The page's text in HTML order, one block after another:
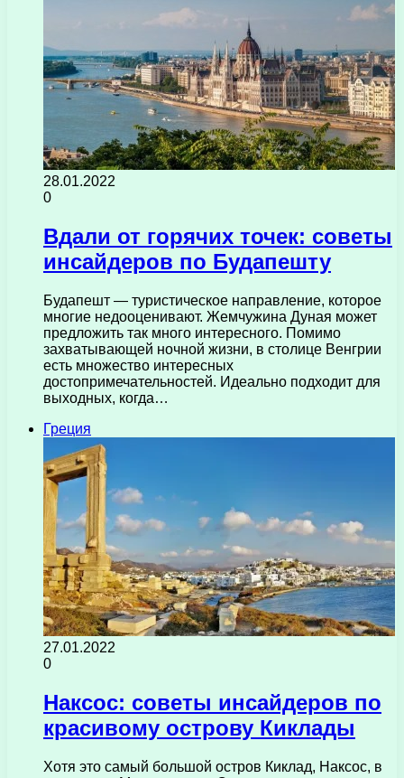
28.01.2022
0
Вдали от горячих точек: советы
инсайдеров по Будапешту
Будапешт — туристическое направление, которое
многие недооценивают. Жемчужина Дуная может
предложить так много интересного. Помимо
захватывающей ночной жизни, в столице Венгрии
есть множество интересных
достопримечательностей. Идеально подходит для
выходных, когда…
Греция
27.01.2022
0
Наксос: советы инсайдеров по
красивому острову Киклады
Хотя это самый большой остров Киклад, Наксос, в